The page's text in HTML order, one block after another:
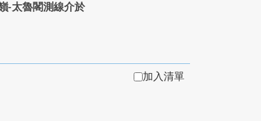
-太魯閣測線介於
加入清單